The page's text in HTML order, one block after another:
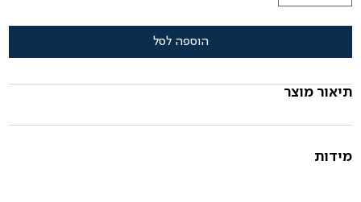
הוספה לסל
תיאור מוצר
מידות